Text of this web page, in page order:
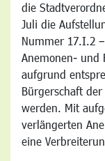
die
Juli die
Nummer 17.I.2
Anemonen- und
aufgrund
Bürgerschaft
werden. Mit
verlängerten
eine